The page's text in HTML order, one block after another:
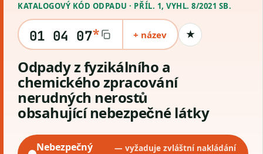
KATALOGOVÝ KÓD ODPADU · PŘÍL. 1, VYHL. 8/2021 SB.
01 04 07* + název ★Uložit kód
Odpady z fyzikálního a
chemického zpracování
nerudných nerostů
obsahující nebezpečné látky
Nebezpečný
— vyžaduje zvláštní nakládání